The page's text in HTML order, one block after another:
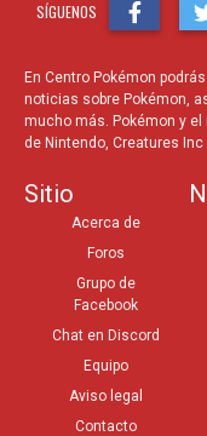
SÍGUENOS
En Centro Pokémon
noticias sobre Pokémon,
mucho más. Pokémon y
de Nintendo, Creatures Inc
Sitio
Acerca de
Foros
Grupo de
Facebook
Chat en Discord
Equipo
Aviso legal
Contacto